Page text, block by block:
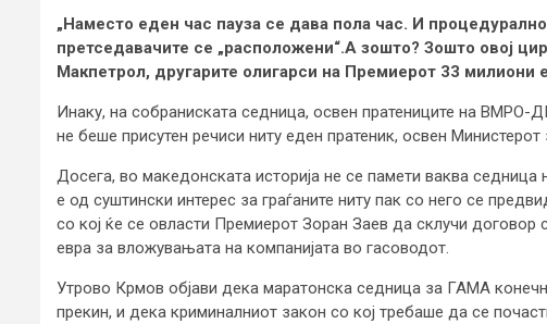
„Наместо еден час пауза се дава пола час. И
претседавачите се „расположени“.А зошто? Зошто овој
Макпетрол, другарите олигарси на Премиерот 33 милиони
Инаку, на собраниската седница, освен пратениците на
не беше присутен речиси ниту еден пратеник, освен Министерот
Досега, во македонската историја не се памети ваква седница
е од суштински интерес за граѓаните ниту пак со него се
со кој ќе се овласти Премиерот Зоран Заев да склучи
евра за вложувањата на компанијата во гасоводот.
Утрово Крмов објави дека маратонска седница за ГАМА
прекин, и дека криминалниот закон со кој требаше да се